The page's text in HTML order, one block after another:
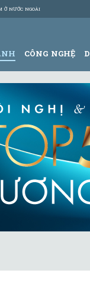
Ở NƯỚC NGOÀI
CÔNG NGHỆ